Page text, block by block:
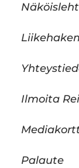
Ilmoita
Palaute